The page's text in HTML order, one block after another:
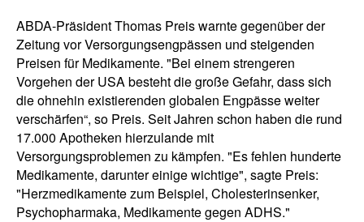
ABDA-Präsident Thomas Preis warnte gegenüber der
Zeitung vor Versorgungsengpässen und steigenden
Preisen für Medikamente. "Bei einem strengeren
Vorgehen der USA besteht die große Gefahr, dass sich
die ohnehin existierenden globalen Engpässe weiter
verschärfen“, so Preis. Seit Jahren schon haben die rund
17.000 Apotheken hierzulande mit
Versorgungsproblemen zu kämpfen. "Es fehlen hunderte
Medikamente, darunter einige wichtige", sagte Preis:
"Herzmedikamente zum Beispiel, Cholesterinsenker,
Psychopharmaka, Medikamente gegen ADHS."